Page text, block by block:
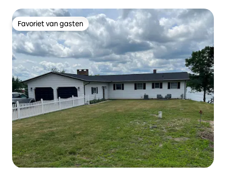
Favoriet van gasten
Favoriet van gasten